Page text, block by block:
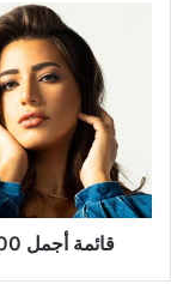
العالم
بينهن
نجمتين
عربيتين
قائمة أجمل 100 امرأة في العالم بينهن نجمتين عربيتين